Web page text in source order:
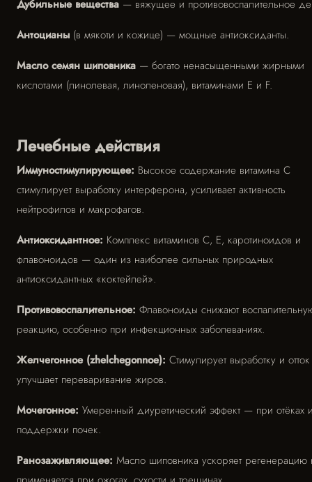
Дубильные вещества — вяжущее и противовоспалительное
Антоцианы (в мякоти и кожице) — мощные антиоксиданты.
Масло семян шиповника — богато ненасыщенными жирными
кислотами (линолевая, линоленовая), витаминами E и F.
Лечебные действия
Иммуностимулирующее: Высокое содержание витамина C
стимулирует выработку интерферона, усиливает активность
нейтрофилов и макрофагов.
Антиоксидантное: Комплекс витаминов C, E, каротиноидов и
флавоноидов — один из наиболее сильных природных
антиоксидантных «коктейлей».
Противовоспалительное: Флавоноиды снижают
реакцию, особенно при инфекционных заболеваниях.
Желчегонное (zhelchegonnoe): Стимулирует выработку и
улучшает переваривание жиров.
Мочегонное: Умеренный диуретический эффект — при отёках
поддержки почек.
Ранозаживляющее: Масло шиповника ускоряет регенерацию